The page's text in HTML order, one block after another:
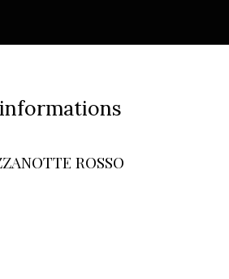
ROSSO